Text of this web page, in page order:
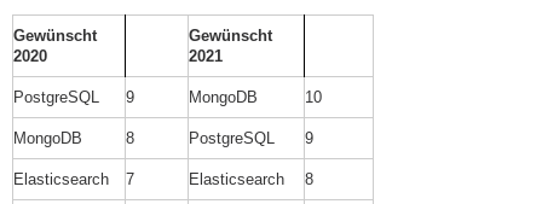
Gewünscht
2020
Gewünscht
2021
PostgreSQL 9 MongoDB 10
MongoDB 8 PostgreSQL 9
Elasticsearch 7 Elasticsearch 8